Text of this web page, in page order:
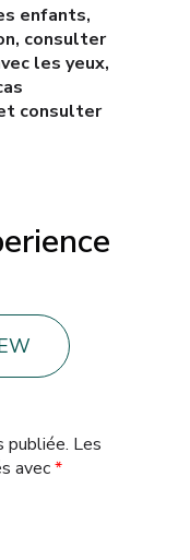
enfants,
consulter
les yeux,
consulter
publiée. Les
avec*